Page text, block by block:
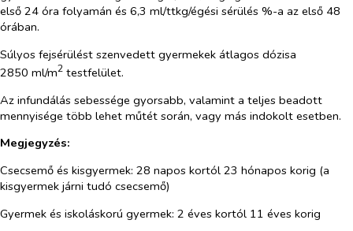
első 24 óra folyamán és 6,3 ml/ttkg/égési sérülés %-a az első 48
órában.
Súlyos fejsérülést szenvedett gyermekek átlagos dózisa
2850 ml/m2 testfelület.
Az infundálás sebessége gyorsabb, valamint a teljes beadott
mennyisége több lehet műtét során, vagy más indokolt esetben.
Megjegyzés:
Csecsemő és kisgyermek: 28 napos kortól 23 hónapos korig (a
kisgyermek járni tudó csecsemő)
Gyermek és iskoláskorú gyermek: 2 éves kortól 11 éves korig